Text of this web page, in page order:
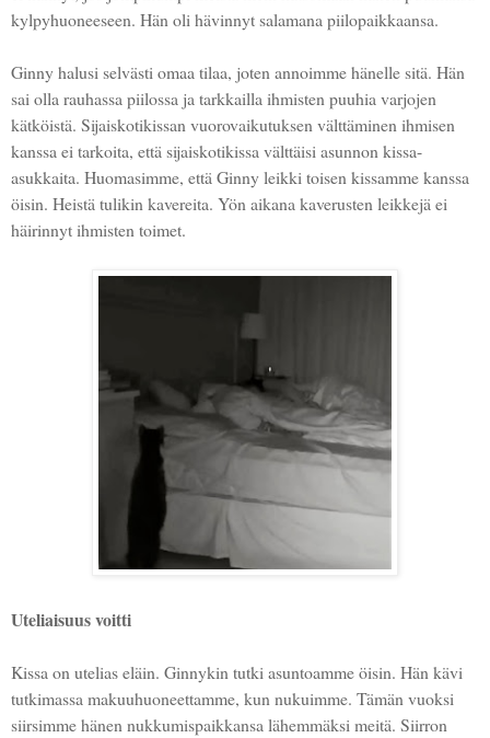
kylpyhuoneeseen. Hän oli hävinnyt salamana piilopaikkaansa.
Ginny halusi selvästi omaa tilaa, joten annoimme hänelle sitä. Hän
sai olla rauhassa piilossa ja tarkkailla ihmisten puuhia varjojen
kätköistä. Sijaiskotikissan vuorovaikutuksen välttäminen ihmisen
kanssa ei tarkoita, että sijaiskotikissa välttäisi asunnon kissa-
asukkaita. Huomasimme, että Ginny leikki toisen kissamme kanssa
öisin. Heistä tulikin kavereita. Yön aikana kaverusten leikkejä ei
häirinnyt ihmisten toimet.
Uteliaisuus voitti
Kissa on utelias eläin. Ginnykin tutki asuntoamme öisin. Hän kävi
tutkimassa makuuhuoneettamme, kun nukuimme. Tämän vuoksi
siirsimme hänen nukkumispaikkansa lähemmäksi meitä. Siirron